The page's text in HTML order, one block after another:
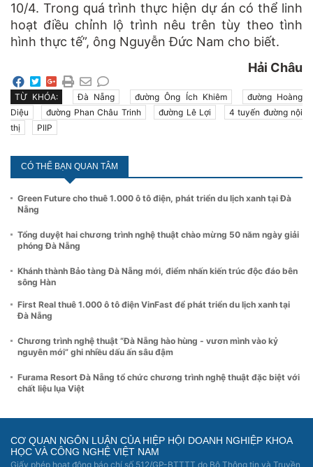
10/4. Trong quá trình thực hiện dự án có thể linh
hoạt điều chỉnh lộ trình nêu trên tùy theo tình
hình thực tế”, ông Nguyễn Đức Nam cho biết.
Hải Châu
TỪ KHÓA: Đà Nẵng đường Ông Ích Khiêm
đường Hoàng
Diệu
đường Phan Châu Trinh đường Lê Lợi
4 tuyến đường nội
thị
PIIP
CÓ THỂ BẠN QUAN TÂM
Green Future cho thuê 1.000 ô tô điện, phát triển du lịch xanh tại Đà
Nẵng
Tổng duyệt hai chương trình nghệ thuật chào mừng 50 năm ngày giải
phóng Đà Nẵng
Khánh thành Bảo tàng Đà Nẵng mới, điểm nhấn kiến trúc độc đáo bên
sông Hàn
First Real thuê 1.000 ô tô điện VinFast để phát triển du lịch xanh tại
Đà Nẵng
Chương trình nghệ thuật “Đà Nẵng hào hùng - vươn mình vào kỷ
nguyên mới” ghi nhiều dấu ấn sâu đậm
Furama Resort Đà Nẵng tổ chức chương trình nghệ thuật đặc biệt với
chất liệu lụa Việt
CƠ QUAN NGÔN LUẬN CỦA HIỆP HỘI DOANH NGHIỆP KHOA
HỌC VÀ CÔNG NGHỆ VIỆT NAM
Giấy phép hoạt động báo chí số 512/GP-BTTTT do Bộ Thông tin và Truyền